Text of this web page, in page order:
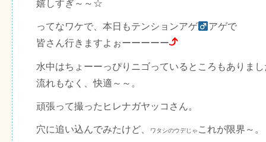
嬉しすぎ～～☆
ってなワケで、本日もテンションアゲ
アゲで
皆さん行きますよぉーーーーー
水中はちょーーっぴりニゴっているところもありま
流れもなく、快適～～。
頑張って撮ったヒレナガヤッコさん。
穴に追い込んでみたけど、 ワタシのウデじゃ これが限界～。